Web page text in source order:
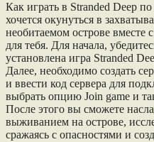
Как играть в Stranded Deep
хочется окунуться в
необитаемом острове вместе
для тебя. Для начала,
установлена игра Stranded
Далее, необходимо создать
и ввести код сервера для
выбрать опцию Join game и
После этого вы сможете
выживанием на острове,
сражаясь с опасностями и